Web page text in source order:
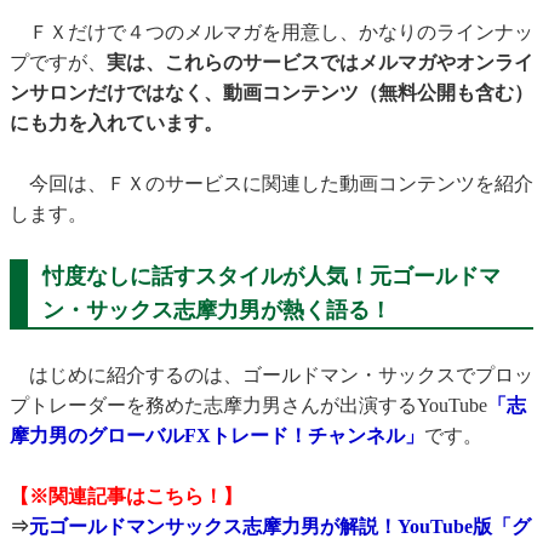
ＦＸだけで４つのメルマガを用意し、かなりのラインナッ
プですが、 実は、これらのサービスではメルマガやオンライ
ンサロンだけではなく、動画コンテンツ（無料公開も含む）
にも力を入れています。
今回は、ＦＸのサービスに関連した動画コンテンツを紹介
します。
忖度なしに話すスタイルが人気！元ゴールドマ
ン・サックス志摩力男が熱く語る！
はじめに紹介するのは、ゴールドマン・サックスでプロッ
プトレーダーを務めた志摩力男さんが出演するYouTube 「志
摩力男のグローバルFXトレード！チャンネル」 です。
【※関連記事はこちら！】
⇒元ゴールドマンサックス志摩力男が解説！YouTube版「グ